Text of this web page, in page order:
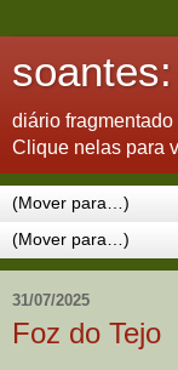
diário
Clique nelas para
31/07/2025
Foz do Tejo